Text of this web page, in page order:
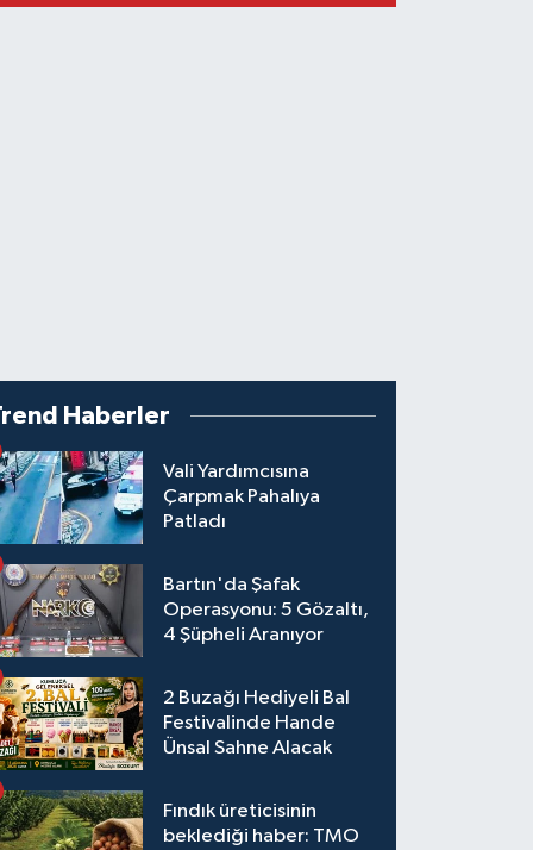
Haberler
Vali Yardımcısına
Çarpmak Pahalıya
Patladı
Bartın'da Şafak
Operasyonu: 5 Gözaltı,
4 Şüpheli Aranıyor
2 Buzağı Hediyeli Bal
Festivalinde Hande
Ünsal Sahne Alacak
Fındık üreticisinin
beklediği haber: TMO